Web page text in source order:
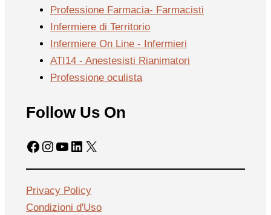
Professione Farmacia- Farmacisti
Infermiere di Territorio
Infermiere On Line - Infermieri
ATI14 - Anestesisti Rianimatori
Professione oculista
Follow Us On
Facebook
Instagram
YouTube
LinkedIn
X
Privacy Policy
Condizioni d'Uso